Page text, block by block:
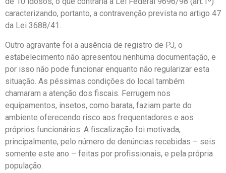
caracterizando, portanto, a contravenção prevista no artigo 47
da Lei 3688/41.
Outro agravante foi a ausência de registro de PJ, o
estabelecimento não apresentou nenhuma documentação, e
por isso não pode funcionar enquanto não regularizar esta
situação. As péssimas condições do local também
chamaram a atenção dos fiscais. Ferrugem nos
equipamentos, insetos, como barata, faziam parte do
ambiente oferecendo risco aos frequentadores e aos
próprios funcionários. A fiscalização foi motivada,
principalmente, pelo número de denúncias recebidas – seis
somente este ano – feitas por profissionais, e pela própria
população.